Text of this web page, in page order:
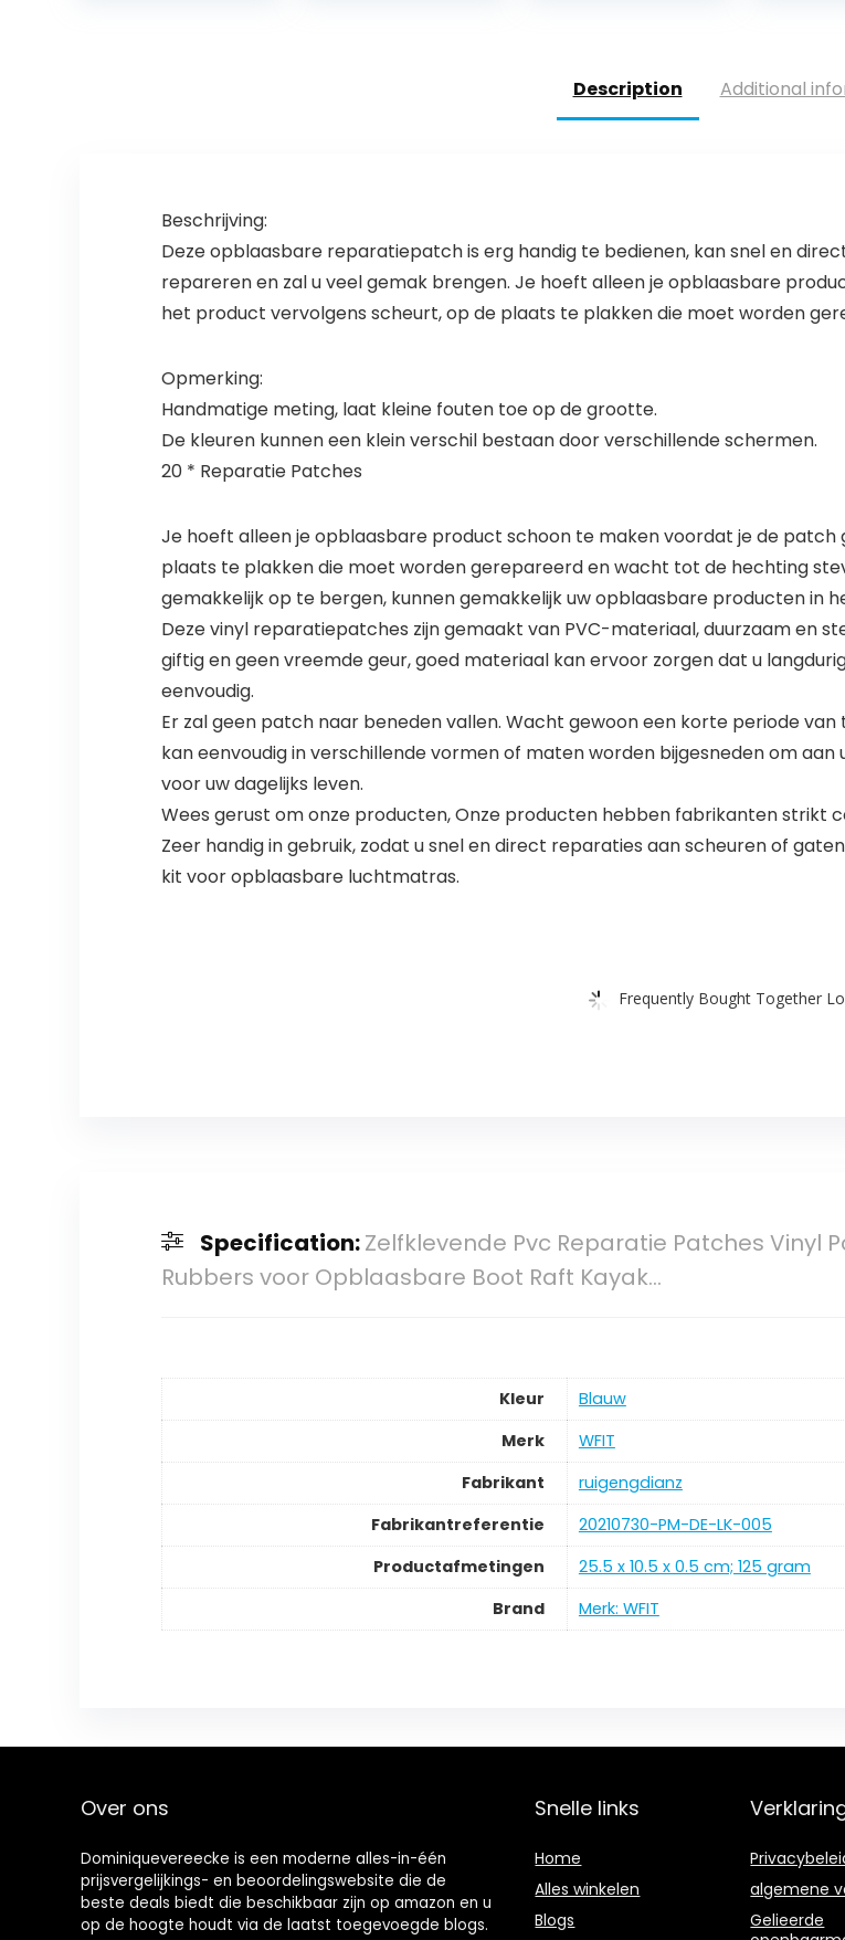
Description Additional
Beschrijving:
Deze opblaasbare reparatiepatch is erg handig te bedienen, kan snel en
repareren en zal u veel gemak brengen. Je hoeft alleen je opblaasbare
het product vervolgens scheurt, op de plaats te plakken die moet worden
Opmerking:
Handmatige meting, laat kleine fouten toe op de grootte.
De kleuren kunnen een klein verschil bestaan door verschillende schermen.
20 * Reparatie Patches
Je hoeft alleen je opblaasbare product schoon te maken voordat je de
plaats te plakken die moet worden gerepareerd en wacht tot de hechting
gemakkelijk op te bergen, kunnen gemakkelijk uw opblaasbare producten in
Deze vinyl reparatiepatches zijn gemaakt van PVC-materiaal, duurzaam en
giftig en geen vreemde geur, goed materiaal kan ervoor zorgen dat u
eenvoudig.
Er zal geen patch naar beneden vallen. Wacht gewoon een korte periode
kan eenvoudig in verschillende vormen of maten worden bijgesneden om
voor uw dagelijks leven.
Wees gerust om onze producten, Onze producten hebben fabrikanten strikt
Zeer handig in gebruik, zodat u snel en direct reparaties aan scheuren of
kit voor opblaasbare luchtmatras.
Frequently Bought Together
Specification:Zelfklevende Pvc Reparatie Patches Vinyl
Rubbers voor Opblaasbare Boot Raft Kayak…
Kleur
‎Blauw
Merk
‎WFIT
Fabrikant
‎ruigengdianz
Fabrikantreferentie
‎20210730-PM-DE-LK-005
Productafmetingen
‎25.5 x 10.5 x 0.5 cm; 125 gram
Brand
Merk: WFIT
Over ons
Dominiquevereecke is een moderne alles-in-één
prijsvergelijkings- en beoordelingswebsite die de
beste deals biedt die beschikbaar zijn op amazon en u
op de hoogte houdt via de laatst toegevoegde blogs.
Snelle links
Home
Alles winkelen
Blogs
algemene
Gelieerde